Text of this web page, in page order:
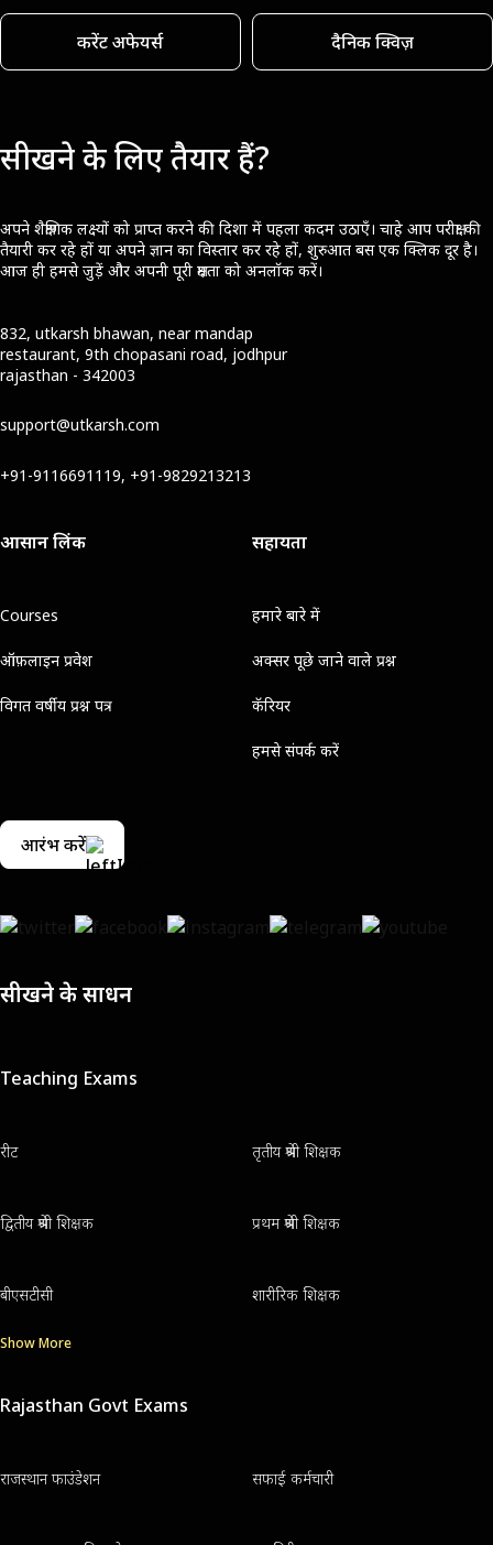
करेंट अफेयर्स दैनिक क्विज़
सीखने के लिए तैयार हैं?
अपने शैक्षणिक लक्ष्यों को प्राप्त करने की दिशा में पहला कदम उठाएँ। चाहे आप परीक्षा की
तैयारी कर रहे हों या अपने ज्ञान का विस्तार कर रहे हों, शुरुआत बस एक क्लिक दूर है।
आज ही हमसे जुड़ें और अपनी पूरी क्षमता को अनलॉक करें।
832, utkarsh bhawan, near mandap
restaurant, 9th chopasani road, jodhpur
rajasthan - 342003
support@utkarsh.com
+91-9116691119, +91-9829213213
आसान लिंक
Courses
ऑफ़लाइन प्रवेश
विगत वर्षीय प्रश्न पत्र
सहायता
हमारे बारे में
अक्सर पूछे जाने वाले प्रश्न
कॅरियर
हमसे संपर्क करें
आरंभ करें
सीखने के साधन
Teaching Exams
रीट तृतीय श्रेणी शिक्षक
द्वितीय श्रेणी शिक्षक प्रथम श्रेणी शिक्षक
बीएसटीसी शारीरिक शिक्षक
Show More
Rajasthan Govt Exams
राजस्थान फाउंडेशन सफाई कर्मचारी